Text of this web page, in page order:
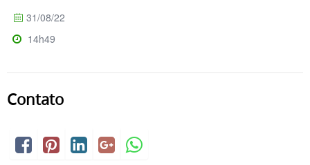
31/08/22
14h49
Contato